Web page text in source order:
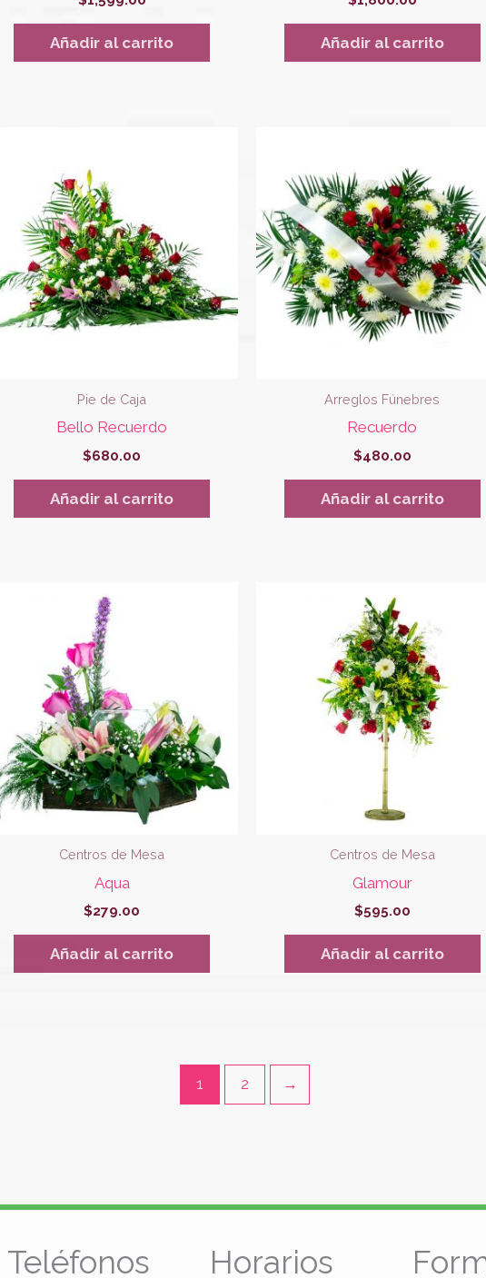
Añadir al carrito Añadir al carrito
Pie de Caja
Bello Recuerdo
$680.00
Añadir al carrito
Arreglos Fúnebres
Recuerdo
$480.00
Añadir al carrito
Centros de Mesa
Aqua
$279.00
Añadir al carrito
Centros de Mesa
Glamour
$595.00
Añadir al carrito
1 2 →
Teléfonos Horarios